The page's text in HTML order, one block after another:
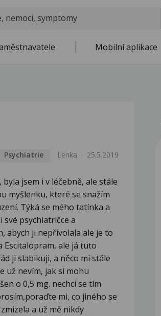
Mobilní aplikace
Psychiatrie Lenka 25.5.2019
jsem i v léčebně, ale stále
myšlenku, které se snažím
Týká se mého tatínka a
psychiatričce a
abych ji nepřivolala ale je to
Escitalopram, ale já tuto
ji slabikuji, a něco mi stále
už nevím, jak si mohu
o 0,5 mg. nechci se tím
mi, co jiného se
a už mě nikdy